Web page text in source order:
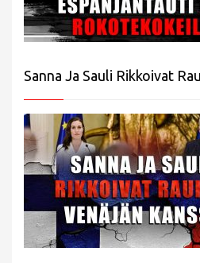
Sanna Ja Sauli Rikkoivat